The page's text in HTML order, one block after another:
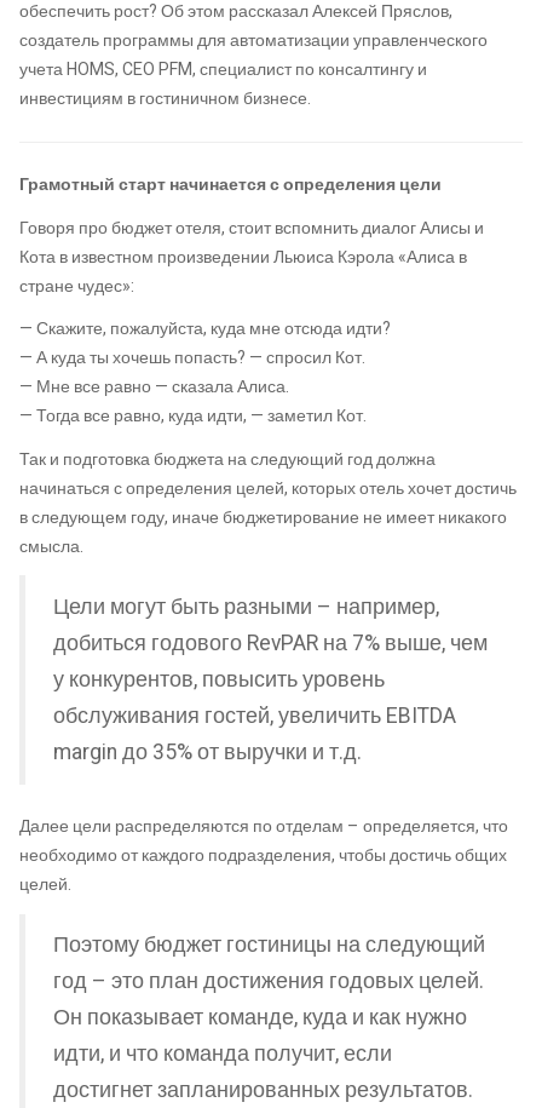
обеспечить рост? Об этом рассказал Алексей Пряслов,
создатель программы для автоматизации управленческого
учета HOMS, CEO PFM, специалист по консалтингу и
инвестициям в гостиничном бизнесе.
Грамотный старт начинается с определения цели
Говоря про бюджет отеля, стоит вспомнить диалог Алисы и
Кота в известном произведении Льюиса Кэрола «Алиса в
стране чудес»:
— Скажите, пожалуйста, куда мне отсюда идти?
— А куда ты хочешь попасть? — спросил Кот.
— Мне все равно — сказала Алиса.
— Тогда все равно, куда идти, — заметил Кот.
Так и подготовка бюджета на следующий год должна
начинаться с определения целей, которых отель хочет достичь
в следующем году, иначе бюджетирование не имеет никакого
смысла.
Цели могут быть разными – например,
добиться годового RevPAR на 7% выше, чем
у конкурентов, повысить уровень
обслуживания гостей, увеличить EBITDA
margin до 35% от выручки и т.д.
Далее цели распределяются по отделам – определяется, что
необходимо от каждого подразделения, чтобы достичь общих
целей.
Поэтому бюджет гостиницы на следующий
год – это план достижения годовых целей.
Он показывает команде, куда и как нужно
идти, и что команда получит, если
достигнет запланированных результатов.